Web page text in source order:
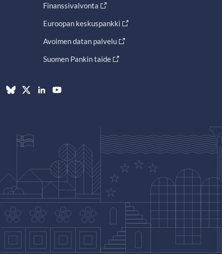
Finanssivalvonta
Euroopan keskuspankki
Avoimen datan palvelu
Suomen Pankin taide